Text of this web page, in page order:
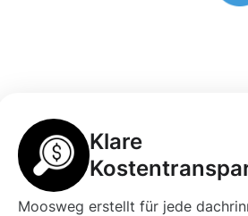
Klare
Moosweg erstellt für jede